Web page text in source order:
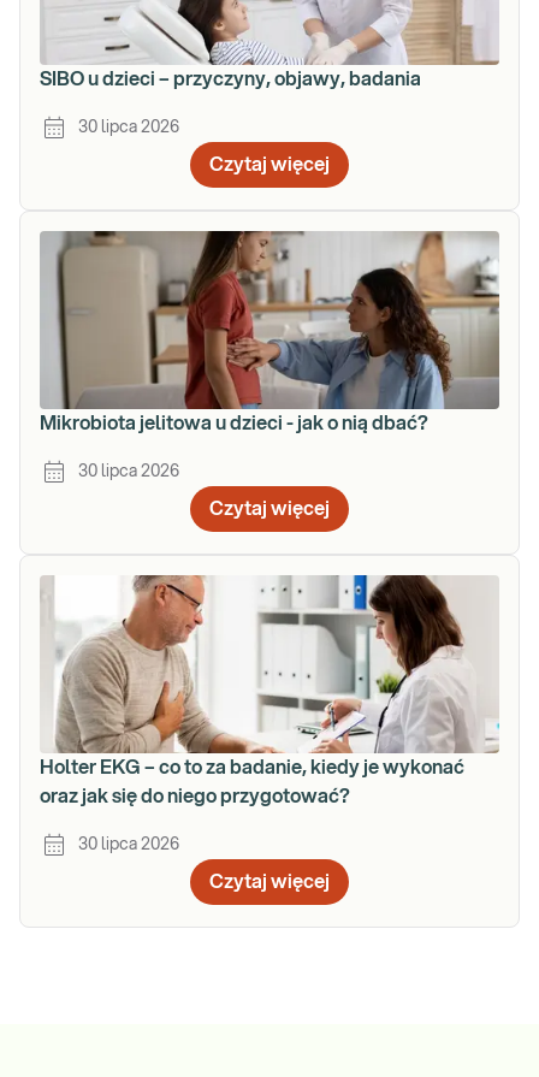
SIBO u dzieci – przyczyny, objawy, badania
30 lipca 2026
Czytaj więcej
Mikrobiota jelitowa u dzieci - jak o nią dbać?
30 lipca 2026
Czytaj więcej
Holter EKG – co to za badanie, kiedy je wykonać
oraz jak się do niego przygotować?
30 lipca 2026
Czytaj więcej